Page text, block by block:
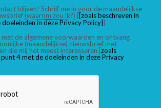
blijven! Schrijf me in voor de maandelijkse
(waarom zou ik?) [[zoals beschreven in
in deze Privacy Policy]]
de algemene voorwaarden en ontvang
(maandelijkse) nieuwsbrief met
die mij het meest interesseren [zoals
4 met de doeleinden in deze Privacy